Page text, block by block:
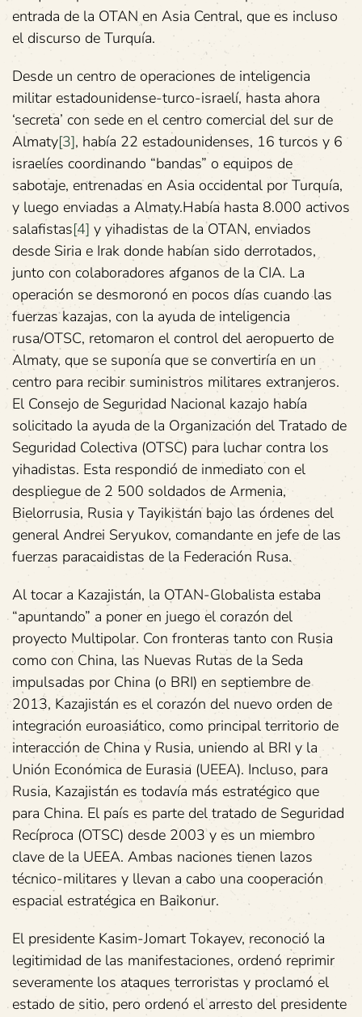
entrada de la OTAN en Asia Central, que es incluso
el discurso de Turquía.
Desde un centro de operaciones de inteligencia
militar estadounidense-turco-israelí, hasta ahora
‘secreta’ con sede en el centro comercial del sur de
Almaty[3], había 22 estadounidenses, 16 turcos y 6
israelíes coordinando “bandas” o equipos de
sabotaje, entrenadas en Asia occidental por Turquía,
y luego enviadas a Almaty.Había hasta 8.000 activos
salafistas[4] y yihadistas de la OTAN, enviados
desde Siria e Irak donde habían sido derrotados,
junto con ‎colaboradores afganos de la CIA. La
operación se desmoronó en pocos días cuando las
fuerzas kazajas, con la ayuda de inteligencia
rusa/OTSC, retomaron el control del aeropuerto de
Almaty, que se suponía que se convertiría en un
centro para recibir suministros militares extranjeros.
El Consejo de Seguridad Nacional kazajo había
solicitado la ayuda de la Organización del Tratado de
‎Seguridad Colectiva (OTSC) para luchar contra los
yihadistas. Esta respondió de inmediato con el
despliegue de 2 500 soldados de Armenia,
Bielorrusia, ‎Rusia y Tayikistán bajo las órdenes del
general Andrei Seryukov, comandante en jefe de las
‎fuerzas paracaidistas de la Federación Rusa.
Al tocar a Kazajistán, la OTAN-Globalista estaba
“apuntando” a poner en juego el corazón del
proyecto Multipolar. Con fronteras tanto con Rusia
como con China, las Nuevas Rutas de la Seda
impulsadas por China (o BRI) en septiembre de
2013, Kazajistán es el corazón del nuevo orden de
integración euroasiático, como principal territorio de
interacción de China y Rusia, uniendo al BRI y la
Unión Económica de Eurasia (UEEA). Incluso, para
Rusia, Kazajistán es todavía más estratégico que
para China. El país es parte del tratado de Seguridad
Recíproca (OTSC) desde 2003 y es un miembro
clave de la UEEA. Ambas naciones tienen lazos
técnico-militares y llevan a cabo una cooperación
espacial estratégica en Baikonur.
El presidente Kasim-Jomart Tokayev, reconoció la
legitimidad de las ‎manifestaciones, ordenó reprimir
severamente los ataques terroristas y proclamó el
‎estado de sitio, pero ordenó el arresto del presidente